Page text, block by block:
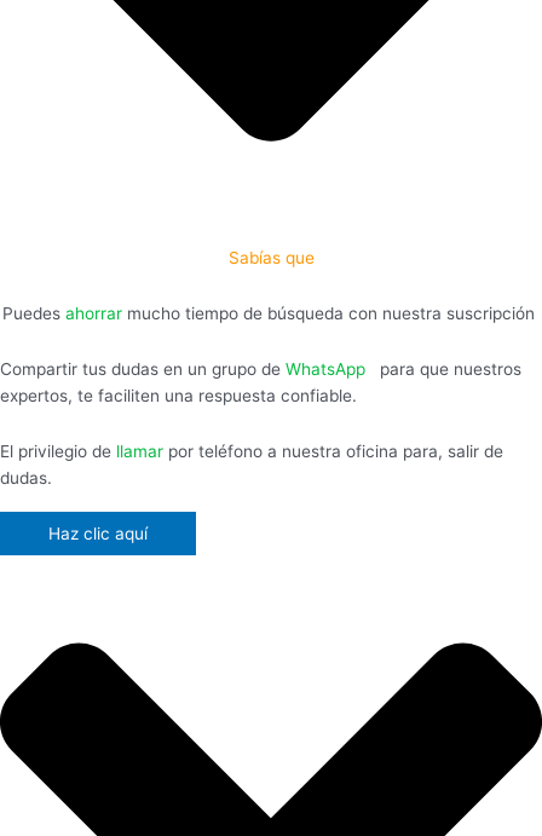
Sabías que
Puedes ahorrar mucho tiempo de búsqueda con nuestra suscripción
Compartir tus dudas en un grupo de WhatsApp
para que nuestros
expertos, te faciliten una respuesta confiable.
El privilegio de llamar por teléfono a nuestra oficina para, salir de
dudas.
Haz clic aquí